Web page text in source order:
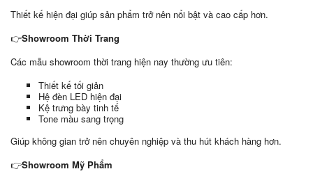
Thiết kế hiện đại giúp sản phẩm trở nên nổi bật và cao cấp hơn.
👉Showroom Thời Trang
Các mẫu showroom thời trang hiện nay thường ưu tiên:
Thiết kế tối giản
Hệ đèn LED hiện đại
Kệ trưng bày tinh tế
Tone màu sang trọng
Giúp không gian trở nên chuyên nghiệp và thu hút khách hàng hơn.
👉Showroom Mỹ Phẩm